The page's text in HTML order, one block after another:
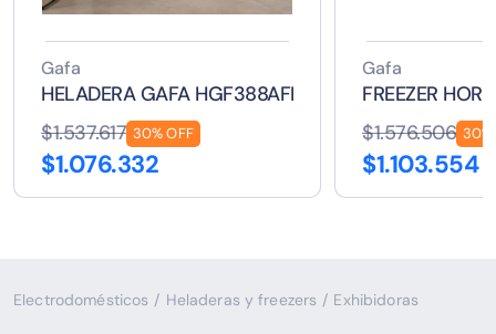
Gafa
HELADERA GAFA HGF388AFP 374 LTS
$1.537.617 30% OFF
$1.076.332
Gafa
FREEZER
$1.576.506 30%
$1.103.554
Electrodomésticos / Heladeras y freezers / Exhibidoras